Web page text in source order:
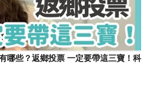
哪些？返鄉投票 一定要帶這三寶！科